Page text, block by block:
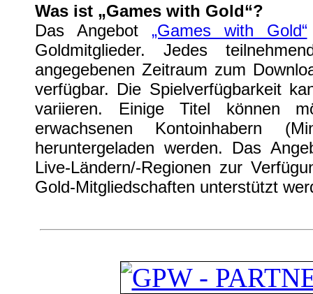
Was ist „Games with Gold“?
Das Angebot „Games with Gold“
Goldmitglieder. Jedes
angegebenen Zeitraum zum
verfügbar. Die Spielverfügbarkeit
variieren. Einige Titel können
erwachsenen Kontoinhabern
heruntergeladen werden. Das
Live-Ländern/-Regionen zur
Gold-Mitgliedschaften unterstützt